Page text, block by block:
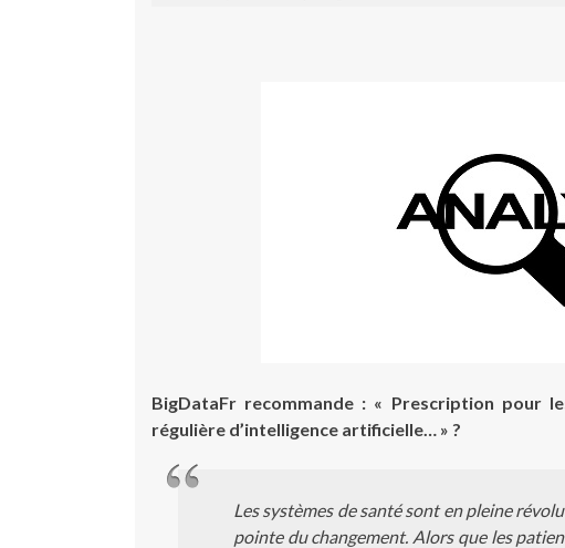
BigDataFr recommande : « Prescription pour
régulière d’intelligence artificielle… » ?
Les systèmes de santé sont en pleine
pointe du changement. Alors que les